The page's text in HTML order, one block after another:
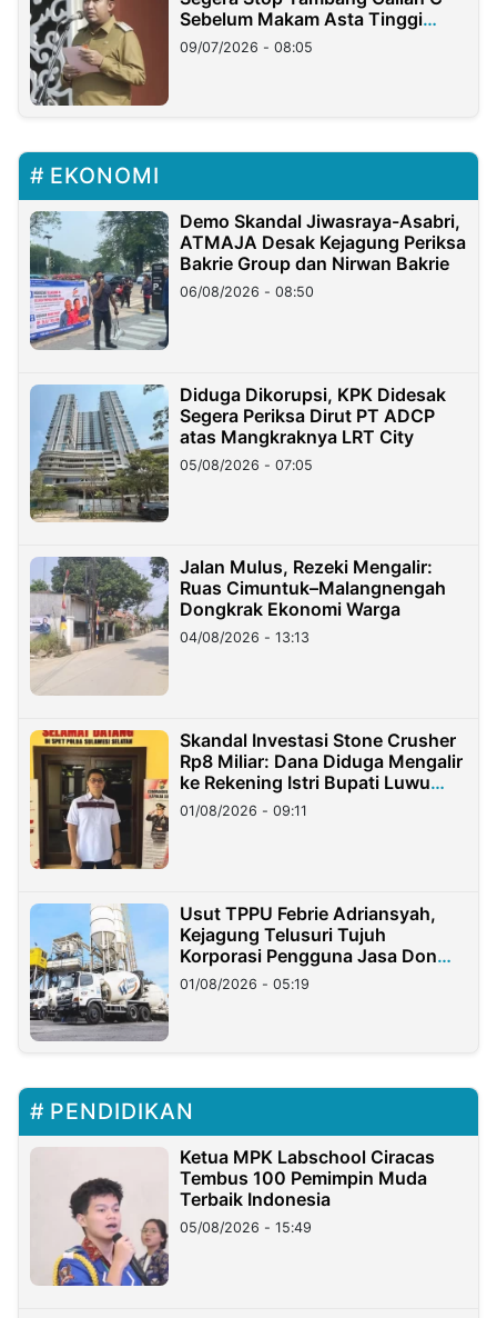
Sebelum Makam Asta Tinggi
Longsor
09/07/2026 - 08:05
EKONOMI
Demo Skandal Jiwasraya-Asabri,
ATMAJA Desak Kejagung Periksa
Bakrie Group dan Nirwan Bakrie
06/08/2026 - 08:50
Diduga Dikorupsi, KPK Didesak
Segera Periksa Dirut PT ADCP
atas Mangkraknya LRT City
05/08/2026 - 07:05
Jalan Mulus, Rezeki Mengalir:
Ruas Cimuntuk–Malangnengah
Dongkrak Ekonomi Warga
04/08/2026 - 13:13
Skandal Investasi Stone Crusher
Rp8 Miliar: Dana Diduga Mengalir
ke Rekening Istri Bupati Luwu
Timur
01/08/2026 - 09:11
Usut TPPU Febrie Adriansyah,
Kejagung Telusuri Tujuh
Korporasi Pengguna Jasa Don
Ritto
01/08/2026 - 05:19
PENDIDIKAN
Ketua MPK Labschool Ciracas
Tembus 100 Pemimpin Muda
Terbaik Indonesia
05/08/2026 - 15:49